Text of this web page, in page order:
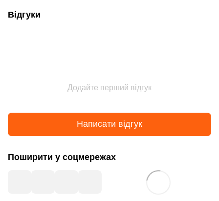
Відгуки
Додайте перший відгук
Написати відгук
Поширити у соцмережах